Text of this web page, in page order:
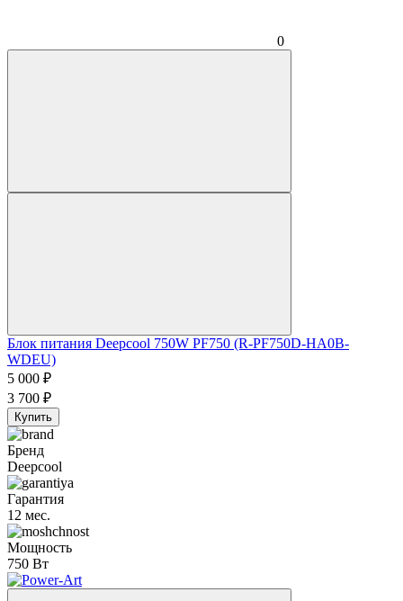
0
Блок питания Deepcool 750W PF750 (R-PF750D-HA0B-
WDEU)
5 000 ₽
3 700 ₽
Купить
Бренд
Deepcool
Гарантия
12 мес.
Мощность
750 Вт